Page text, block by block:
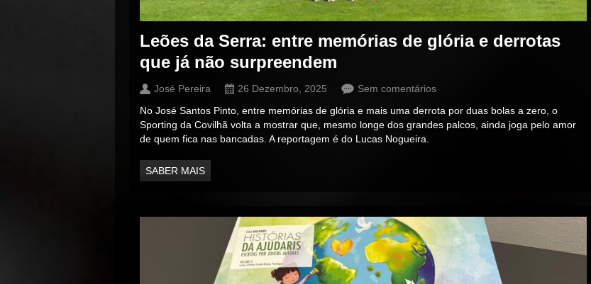
Leões da Serra: entre memórias de glória e derrotas
que já não surpreendem
José Pereira 26 Dezembro, 2025
Sem comentários
No José Santos Pinto, entre memórias de glória e mais uma derrota por duas bolas a zero, o
Sporting da Covilhã volta a mostrar que, mesmo longe dos grandes palcos, ainda joga pelo amor
de quem fica nas bancadas. A reportagem é do Lucas Nogueira.
SABER MAIS